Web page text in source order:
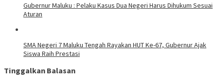
Gubernur Maluku : Pelaku Kasus Dua Negeri Harus Dihukum Sesuai
Aturan
SMA Negeri 7 Maluku Tengah Rayakan HUT Ke-67, Gubernur Ajak
Siswa Raih Prestasi
Tinggalkan Balasan